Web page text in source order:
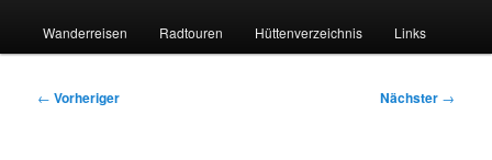
Wanderreisen Radtouren Hüttenverzeichnis Links
Beitragsnavigation
← Vorheriger Nächster →